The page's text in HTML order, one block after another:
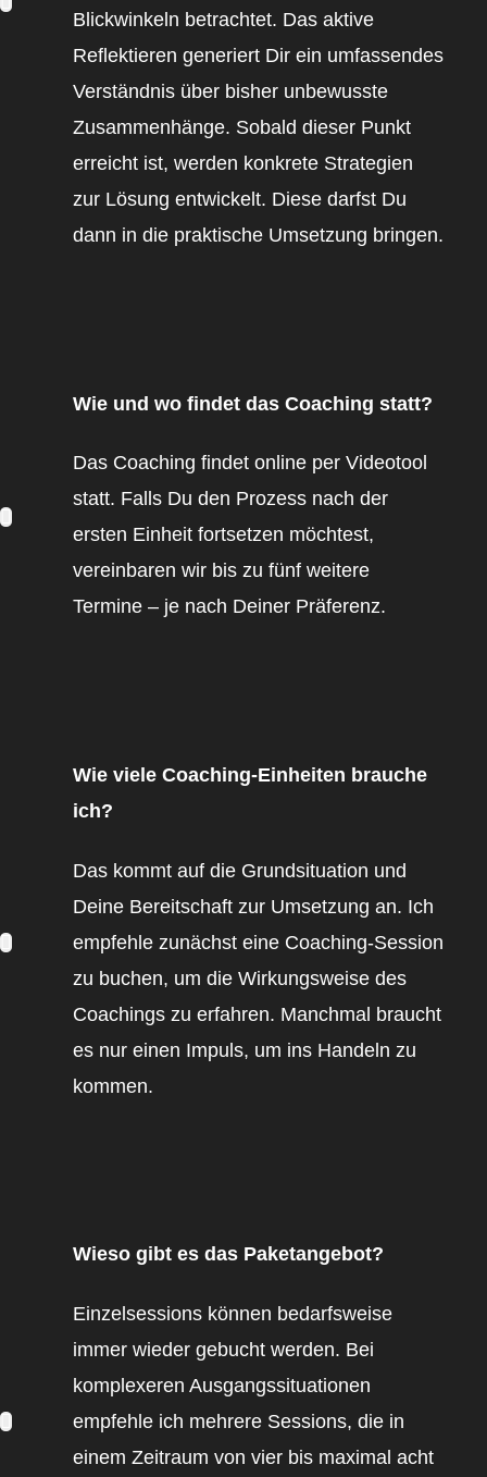
Blickwinkeln betrachtet. Das aktive
Reflektieren generiert Dir ein umfassendes
Verständnis über bisher unbewusste
Zusammenhänge. Sobald dieser Punkt
erreicht ist, werden konkrete Strategien
zur Lösung entwickelt. Diese darfst Du
dann in die praktische Umsetzung bringen.
Wie und wo findet das Coaching statt?
Das Coaching findet online per Videotool
statt. Falls Du den Prozess nach der
ersten Einheit fortsetzen möchtest,
vereinbaren wir bis zu fünf weitere
Termine – je nach Deiner Präferenz.
Wie viele Coaching-Einheiten brauche
ich?
Das kommt auf die Grundsituation und
Deine Bereitschaft zur Umsetzung an. Ich
empfehle zunächst eine Coaching-Session
zu buchen, um die Wirkungsweise des
Coachings zu erfahren. Manchmal braucht
es nur einen Impuls, um ins Handeln zu
kommen.
Wieso gibt es das Paketangebot?
Einzelsessions können bedarfsweise
immer wieder gebucht werden. Bei
komplexeren Ausgangssituationen
empfehle ich mehrere Sessions, die in
einem Zeitraum von vier bis maximal acht